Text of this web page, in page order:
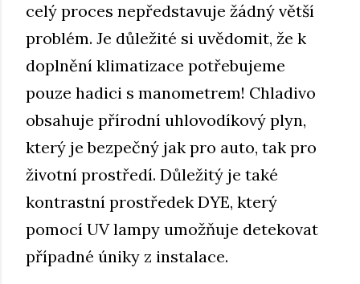
celý proces nepředstavuje žádný větší
problém. Je důležité si uvědomit, že k
doplnění klimatizace potřebujeme
pouze hadici s manometrem! Chladivo
obsahuje přírodní uhlovodíkový plyn,
který je bezpečný jak pro auto, tak pro
životní prostředí. Důležitý je také
kontrastní prostředek DYE, který
pomocí UV lampy umožňuje detekovat
případné úniky z instalace.